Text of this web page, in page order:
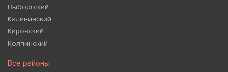
Выборгский
Калининский
Кировский
Колпинский
Все районы